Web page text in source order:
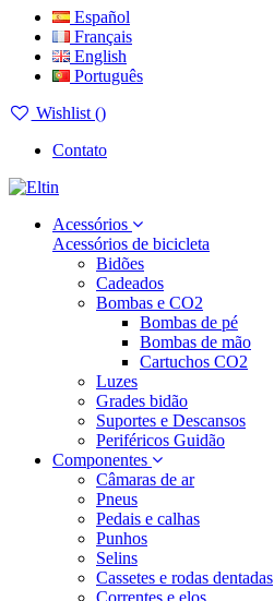
Español
Français
English
Português
Wishlist ()
Contato
Acessórios
Acessórios de bicicleta
Bidões
Cadeados
Bombas e CO2
Bombas de pé
Bombas de mão
Cartuchos CO2
Luzes
Grades bidão
Suportes e Descansos
Periféricos Guidão
Componentes
Câmaras de ar
Pneus
Pedais e calhas
Punhos
Selins
Cassetes e rodas dentadas
Correntes e elos